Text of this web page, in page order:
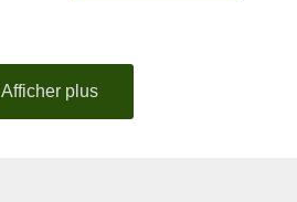
Afficher plus